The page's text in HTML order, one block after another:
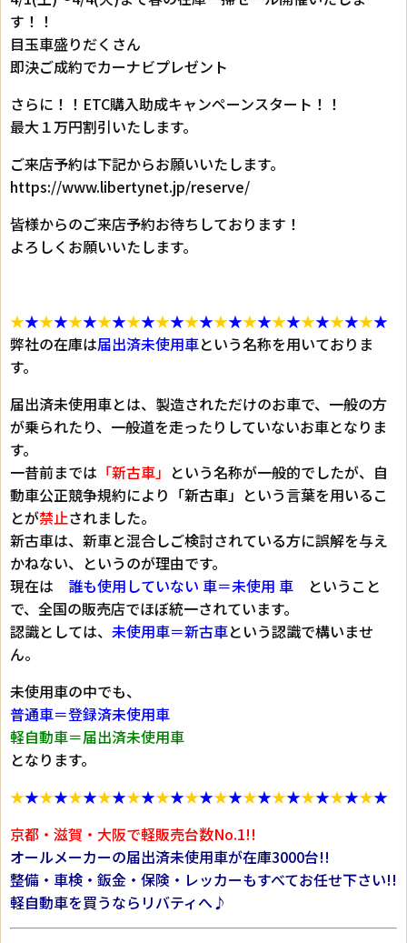
す！！
目玉車盛りだくさん
即決ご成約でカーナビプレゼント
さらに！！ETC購入助成キャンペーンスタート！！
最大１万円割引いたします。
ご来店予約は下記からお願いいたします。
https://www.libertynet.jp/reserve/
皆様からのご来店予約お待ちしております！
よろしくお願いいたします。
★★★★★★★★★★★★★★★★★★★★★★★★★★
弊社の在庫は届出済未使用車という名称を用いておりま
す。
届出済未使用車とは、製造されただけのお車で、一般の方
が乗られたり、一般道を走ったりしていないお車となりま
す。
一昔前までは 「新古車」 という名称が一般的でしたが、自
動車公正競争規約により 「新古車」 という言葉を用いるこ
とが禁止されました。
新古車は、新車と混合しご検討されている方に誤解を与え
かねない、というのが理由です。
現在は 誰も使用していない 車＝未使用 車 ということ
で、全国の販売店でほぼ統一されています。
認識としては、 未使用車＝新古車という認識で構いませ
ん。
未使用車の中でも、
普通車＝登録済未使用車
軽自動車＝届出済未使用車
となります。
★★★★★★★★★★★★★★★★★★★★★★★★★★
京都・滋賀・大阪で軽販売台数No.1!!
オールメーカーの届出済未使用車が在庫3000台!!
整備・車検・鈑金・保険・レッカーもすべてお任せ下さい!!
軽自動車を買うならリバティへ♪